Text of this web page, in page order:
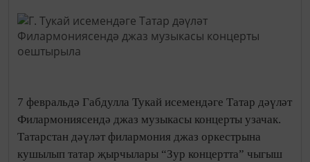
7 февральдә Габдулла Тукай исемендәге Татар дәүләт
Филармониясендә джаз музыкасы концерты узачак.
Татарстан дәүләт филармония джаз оркестрына
кушылып татар җырчылары “Зур концертта” чыгыш